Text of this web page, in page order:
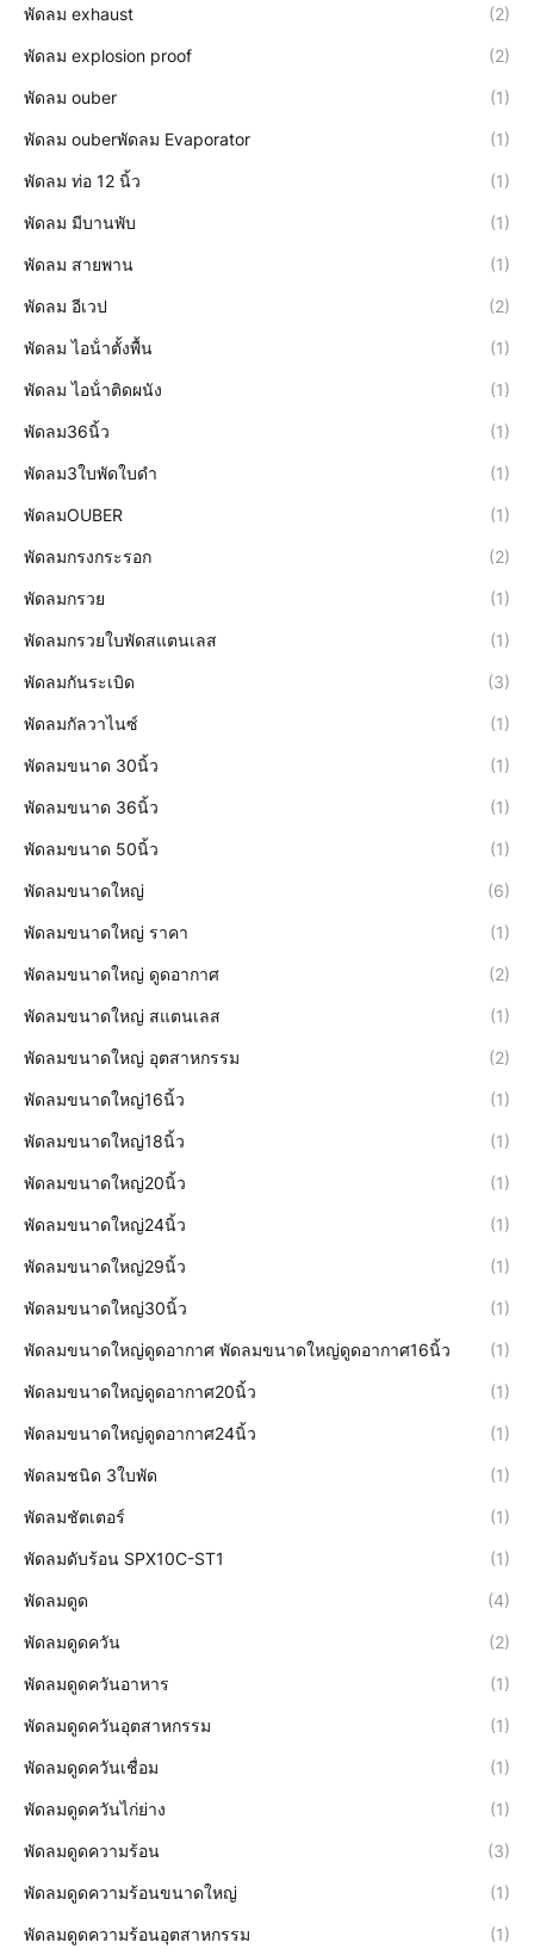
พัดลม exhaust (2)
พัดลม explosion proof (2)
พัดลม ouber (1)
พัดลม ouberพัดลม Evaporator (1)
พัดลม ท่อ 12 นิ้ว (1)
พัดลม มีบานพับ (1)
พัดลม สายพาน (1)
พัดลม อีเวป (2)
พัดลม ไอน้ําตั้งพื้น (1)
พัดลม ไอน้ําติดผนัง (1)
พัดลม36นิ้ว (1)
พัดลม3ใบพัดใบดำ (1)
พัดลมOUBER (1)
พัดลมกรงกระรอก (2)
พัดลมกรวย (1)
พัดลมกรวยใบพัดสแตนเลส (1)
พัดลมกันระเบิด (3)
พัดลมกัลวาไนซ์ (1)
พัดลมขนาด 30นิ้ว (1)
พัดลมขนาด 36นิ้ว (1)
พัดลมขนาด 50นิ้ว (1)
พัดลมขนาดใหญ่ (6)
พัดลมขนาดใหญ่ ราคา (1)
พัดลมขนาดใหญ่ ดูดอากาศ (2)
พัดลมขนาดใหญ่ สแตนเลส (1)
พัดลมขนาดใหญ่ อุตสาหกรรม (2)
พัดลมขนาดใหญ่16นิ้ว (1)
พัดลมขนาดใหญ่18นิ้ว (1)
พัดลมขนาดใหญ่20นิ้ว (1)
พัดลมขนาดใหญ่24นิ้ว (1)
พัดลมขนาดใหญ่29นิ้ว (1)
พัดลมขนาดใหญ่30นิ้ว (1)
พัดลมขนาดใหญ่ดูดอากาศ พัดลมขนาดใหญ่ดูดอากาศ16นิ้ว (1)
พัดลมขนาดใหญ่ดูดอากาศ20นิ้ว (1)
พัดลมขนาดใหญ่ดูดอากาศ24นิ้ว (1)
พัดลมชนิด 3ใบพัด (1)
พัดลมชัตเตอร์ (1)
พัดลมดับร้อน SPX10C-ST1 (1)
พัดลมดูด (4)
พัดลมดูดควัน (2)
พัดลมดูดควันอาหาร (1)
พัดลมดูดควันอุตสาหกรรม (1)
พัดลมดูดควันเชื่อม (1)
พัดลมดูดควันไก่ย่าง (1)
พัดลมดูดความร้อน (3)
พัดลมดูดความร้อนขนาดใหญ่ (1)
พัดลมดูดความร้อนอุตสาหกรรม (1)